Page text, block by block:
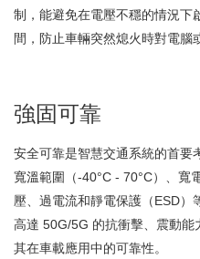
制，能避免在電壓不穩的情況下
間，防止車輛突然熄火時對電腦
強固可靠
安全可靠是智慧交通系統的首要
寬溫範圍（-40°C - 70°C）、寬
壓、過電流和靜電保護（ESD
高達 50G/5G 的抗衝擊、震動
其在車載應用中的可靠性。